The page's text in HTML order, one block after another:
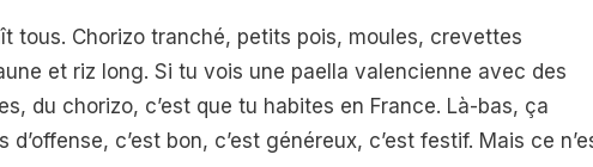
tous. Chorizo tranché, petits pois, moules, crevettes
et riz long. Si tu vois une paella valencienne avec des
du chorizo, c’est que tu habites en France. Là-bas, ça
c’est bon, c’est généreux, c’est festif. Mais ce